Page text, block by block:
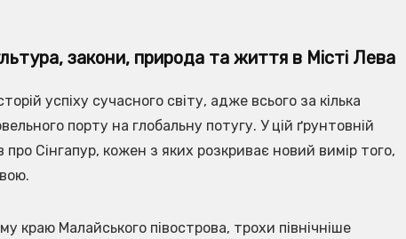
закони, природа та життя в Місті Лева
успіху сучасного світу, адже всього за кілька
порту на глобальну потугу. У цій ґрунтовній
Сінгапур, кожен з яких розкриває новий вимір того,
краю Малайського півострова, трохи північніше